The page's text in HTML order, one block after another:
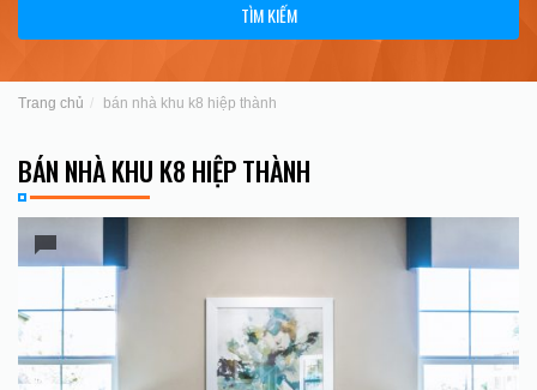
TÌM KIẾM
Trang chủ bán nhà khu k8 hiệp thành
BÁN NHÀ KHU K8 HIỆP THÀNH